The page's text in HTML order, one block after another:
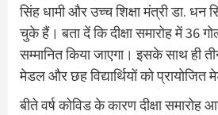
सिंह धामी और उच्च शिक्षा मंत्री डा. धन
चुके हैं। बता दें कि दीक्षा समारोह में 36
सम्मानित किया जाएगा। इसके साथ ही
मेडल और छह विद्यार्थियों को
बीते वर्ष कोविड के कारण दीक्षा